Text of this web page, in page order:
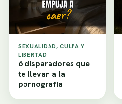
SEXUALIDAD, CULPA Y
LIBERTAD
6 disparadores que
te llevan a la
pornografía